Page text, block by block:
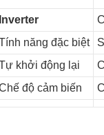
Inverter
năng đặc biệt
khởi động lại
độ cảm biến